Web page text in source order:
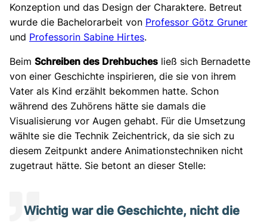
Konzeption und das Design der Charaktere. Betreut
wurde die Bachelorarbeit von Professor Götz Gruner
und Professorin Sabine Hirtes.
Beim Schreiben des Drehbuches ließ sich Bernadette
von einer Geschichte inspirieren, die sie von ihrem
Vater als Kind erzählt bekommen hatte. Schon
während des Zuhörens hätte sie damals die
Visualisierung vor Augen gehabt. Für die Umsetzung
wählte sie die Technik Zeichentrick, da sie sich zu
diesem Zeitpunkt andere Animationstechniken nicht
zugetraut hätte. Sie betont an dieser Stelle:
Wichtig war die Geschichte, nicht die